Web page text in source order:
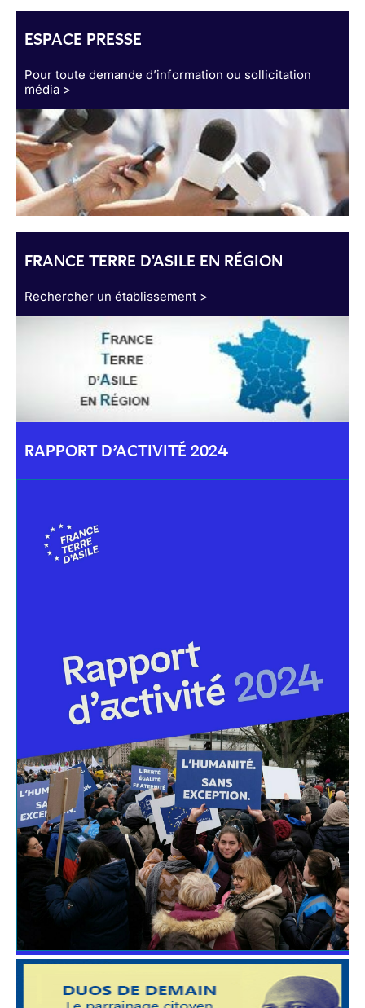
ESPACE PRESSE
Pour toute demande d’information ou sollicitation
média >
FRANCE TERRE D'ASILE EN RÉGION
Rechercher un établissement >
RAPPORT D’ACTIVITÉ 2024